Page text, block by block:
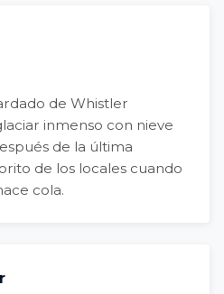
de Whistler
inmenso con nieve
de la última
de los locales cuando
cola.